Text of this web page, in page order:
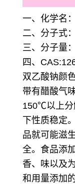
一、化学名
二、分子式
三、分子量
四、
双乙酸钠颜
带有醋酸气
150℃以上分
下性质稳定
品就可能滋
全。食品添
香、味以及
和用量添加